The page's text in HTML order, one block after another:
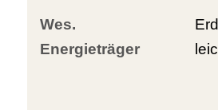
Wes.
Energieträger